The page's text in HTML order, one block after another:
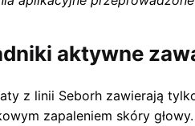
aktywne
z linii Seborh zawierają
zapaleniem skóry